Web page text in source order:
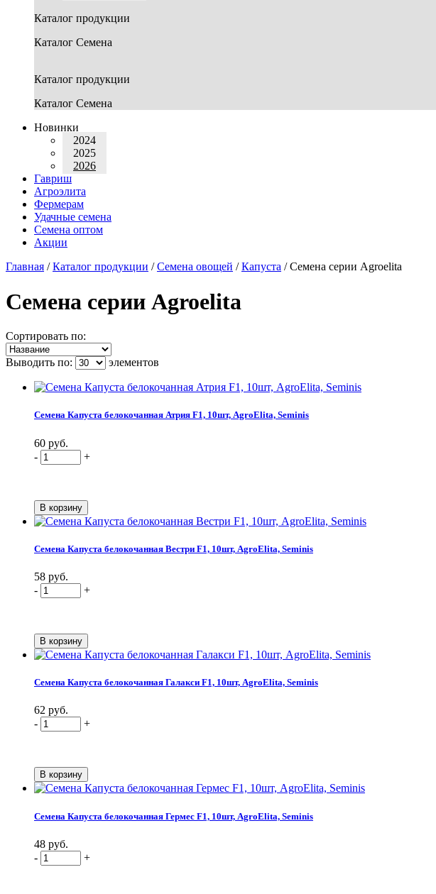
Каталог продукции
Каталог Семена
Каталог продукции
Каталог Семена
Новинки
2024
2025
2026
Гавриш
Агроэлита
Фермерам
Удачные семена
Семена оптом
Акции
Главная /Каталог продукции /Семена овощей /Капуста /Семена серии Agroelita
Семена серии Agroelita
Сортировать по:
Выводить по: элементов
Семена Капуста белокочанная Атрия F1, 10шт, AgroElita, Seminis
60 руб.
-
+
Семена Капуста белокочанная Вестри F1, 10шт, AgroElita, Seminis
58 руб.
-
+
Семена Капуста белокочанная Галакси F1, 10шт, AgroElita, Seminis
62 руб.
-
+
Семена Капуста белокочанная Гермес F1, 10шт, AgroElita, Seminis
48 руб.
-
+